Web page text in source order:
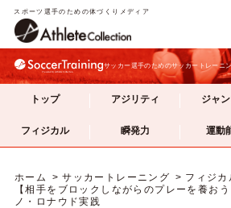
スポーツ選手のための体づくりメディア
サッカー選手のためのサッカートレーニ
トップ アジリティ ジャ
フィジカル 瞬発力 運動
ホーム サッカートレーニング
フィジカ
【相手をブロックしながらのプレーを養お
ノ・ロナウド実践